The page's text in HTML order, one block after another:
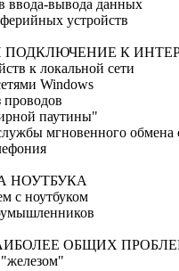
ввода-вывода данных
устройств
ПОДКЛЮЧЕНИЕ К
к локальной сети
Windows
проводов
паутины"
мгновенного
НОУТБУКА
с ноутбуком
ОБЩИХ
"железом"